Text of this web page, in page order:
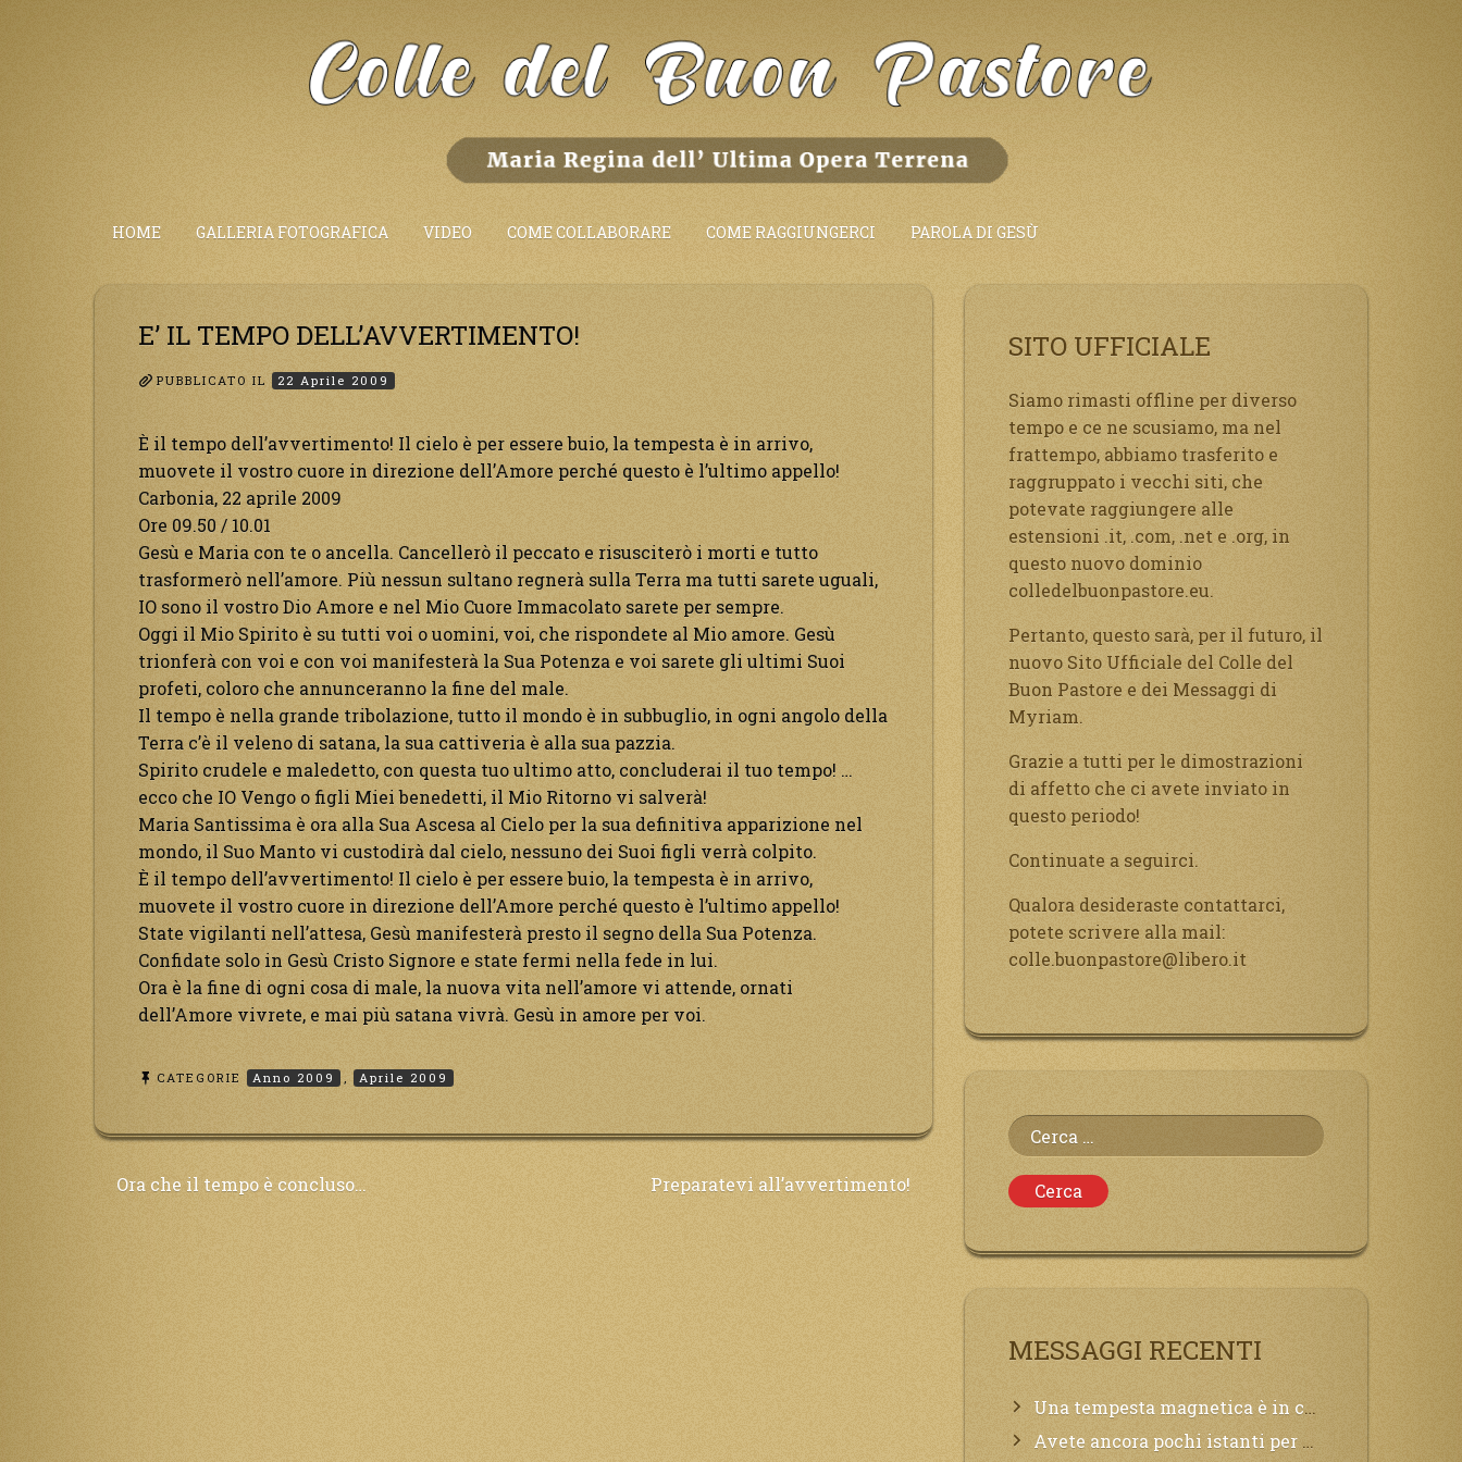
HOME GALLERIA FOTOGRAFICA VIDEO COME COLLABORARE COME RAGGIUNGERCI PAROLA DI GESÙ
E’ IL TEMPO DELL’AVVERTIMENTO!
PUBBLICATO IL 22 Aprile 2009
È il tempo dell’avvertimento! Il cielo è per essere buio, la tempesta è in arrivo,
muovete il vostro cuore in direzione dell’Amore perché questo è l’ultimo appello!
Carbonia, 22 aprile 2009
Ore 09.50 / 10.01
Gesù e Maria con te o ancella. Cancellerò il peccato e risusciterò i morti e tutto
trasformerò nell’amore. Più nessun sultano regnerà sulla Terra ma tutti sarete uguali,
IO sono il vostro Dio Amore e nel Mio Cuore Immacolato sarete per sempre.
Oggi il Mio Spirito è su tutti voi o uomini, voi, che rispondete al Mio amore. Gesù
trionferà con voi e con voi manifesterà la Sua Potenza e voi sarete gli ultimi Suoi
profeti, coloro che annunceranno la fine del male.
Il tempo è nella grande tribolazione, tutto il mondo è in subbuglio, in ogni angolo della
Terra c’è il veleno di satana, la sua cattiveria è alla sua pazzia.
Spirito crudele e maledetto, con questa tuo ultimo atto, concluderai il tuo tempo! …
ecco che IO Vengo o figli Miei benedetti, il Mio Ritorno vi salverà!
Maria Santissima è ora alla Sua Ascesa al Cielo per la sua definitiva apparizione nel
mondo, il Suo Manto vi custodirà dal cielo, nessuno dei Suoi figli verrà colpito.
È il tempo dell’avvertimento! Il cielo è per essere buio, la tempesta è in arrivo,
muovete il vostro cuore in direzione dell’Amore perché questo è l’ultimo appello!
State vigilanti nell’attesa, Gesù manifesterà presto il segno della Sua Potenza.
Confidate solo in Gesù Cristo Signore e state fermi nella fede in lui.
Ora è la fine di ogni cosa di male, la nuova vita nell’amore vi attende, ornati
dell’Amore vivrete, e mai più satana vivrà. Gesù in amore per voi.
CATEGORIE Anno 2009 Aprile 2009
Navigazione
Ora che il tempo è concluso… Preparatevi all’avvertimento!
SITO UFFICIALE
Siamo rimasti offline per diverso
tempo e ce ne scusiamo, ma nel
frattempo, abbiamo trasferito e
raggruppato i vecchi siti, che
potevate raggiungere alle
estensioni .it, .com, .net e .org, in
questo nuovo dominio
colledelbuonpastore.eu.
Pertanto, questo sarà, per il futuro, il
nuovo Sito Ufficiale del Colle del
Buon Pastore e dei Messaggi di
Myriam.
Grazie a tutti per le dimostrazioni
di affetto che ci avete inviato in
questo periodo!
Continuate a seguirci.
Qualora desideraste contattarci,
potete scrivere alla mail:
colle.buonpastore@libero.it
Ricerca
per:
MESSAGGI RECENTI
Una tempesta magnetica è in corso, questa generazione patirà. Il black out non tarderà ad arrivare e tutta la Terra sarà oscurata.
Avete ancora pochi istanti per convertirvi, non perdete tempo, la sciagura arriverà all’improvviso e per chi non si sarà preparato saranno dolori.